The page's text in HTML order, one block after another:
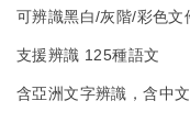
可辨識黑白/灰階/彩色文
支援辨識 125種語文
含亞洲文字辨識，含中